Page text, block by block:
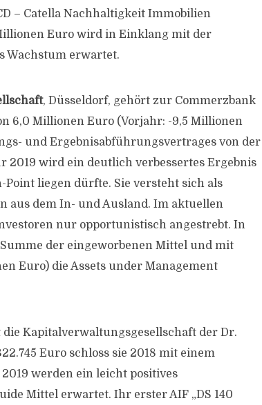
– Catella Nachhaltigkeit Immobilien
Euro wird in Einklang mit der
Wachstum erwartet.
, Düsseldorf, gehört zur Commerzbank
6,0 Millionen Euro (Vorjahr: -9,5 Millionen
und Ergebnisabführungsvertrages von der
2019 wird ein deutlich verbessertes Ergebnis
liegen dürfte. Sie versteht sich als
aus dem In- und Ausland. Im aktuellen
nur opportunistisch angestrebt. In
der eingeworbenen Mittel und mit
Euro) die Assets under Management
die Kapitalverwaltungsgesellschaft der Dr.
Euro schloss sie 2018 mit einem
werden ein leicht positives
Mittel erwartet. Ihr erster AIF „DS 140